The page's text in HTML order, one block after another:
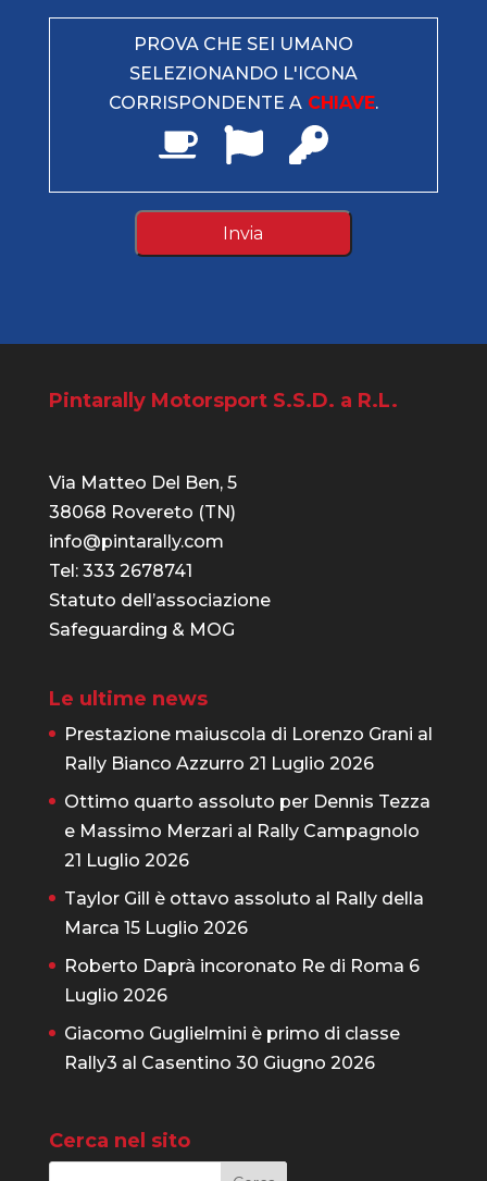
PROVA CHE SEI UMANO
SELEZIONANDO L'ICONA
CORRISPONDENTE ACHIAVE.
Pintarally Motorsport S.S.D. a R.L.
Via Matteo Del Ben, 5
38068 Rovereto (TN)
info@pintarally.com
Tel: 333 2678741
Statuto dell’associazione
Safeguarding & MOG
Le ultime news
Prestazione maiuscola di Lorenzo Grani al
Rally Bianco Azzurro 21 Luglio 2026
Ottimo quarto assoluto per Dennis Tezza
e Massimo Merzari al Rally Campagnolo
21 Luglio 2026
Taylor Gill è ottavo assoluto al Rally della
Marca 15 Luglio 2026
Roberto Daprà incoronato Re di Roma 6
Luglio 2026
Giacomo Guglielmini è primo di classe
Rally3 al Casentino 30 Giugno 2026
Cerca nel sito